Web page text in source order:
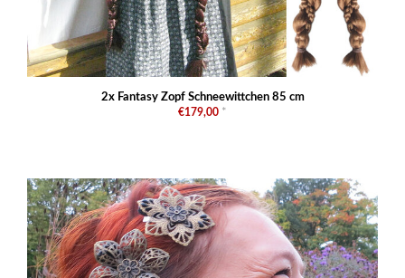
2x Fantasy Zopf Schneewittchen 85 cm
€179,00 *